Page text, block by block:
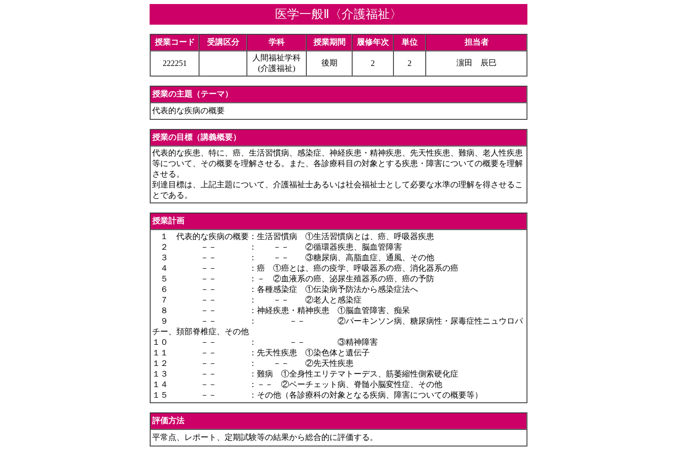
医学一般Ⅱ〈介護福祉〉
授業コード 受講区分 学科 授業期間 履修年次 単位 担当者
222251
人間福祉学科
(介護福祉)
後期 2 2 濵田 辰巳
授業の主題（テーマ）
代表的な疾病の概要
授業の目標（講義概要）
代表的な疾患、特に、癌、生活習慣病、感染症、神経疾患・精神疾患、先天性疾患、難病、老人性疾患
等について、その概要を理解させる。また、各診療科目の対象とする疾患・障害についての概要を理解
させる。
到達目標は、上記主題について、介護福祉士あるいは社会福祉士として必要な水準の理解を得させるこ
とである。
授業計画
１ 代表的な疾病の概要：生活習慣病 ①生活習慣病とは、癌、呼吸器疾患
２ －－ ： －－ ②循環器疾患、脳血管障害
３ －－ ： －－ ③糖尿病、高脂血症、通風、その他
４ －－ ：癌 ①癌とは、癌の疫学、呼吸器系の癌、消化器系の癌
５ －－ ：－ ②血液系の癌、泌尿生殖器系の癌、癌の予防
６ －－ ：各種感染症 ①伝染病予防法から感染症法へ
７ －－ ： －－ ②老人と感染症
８ －－ ：神経疾患・精神疾患 ①脳血管障害、痴呆
９ －－ ： －－ ②パーキンソン病、糖尿病性・尿毒症性ニュウロパ
チー、頚部脊椎症、その他
１０ －－ ： －－ ③精神障害
１１ －－ ：先天性疾患 ①染色体と遺伝子
１２ －－ ： －－ ②先天性疾患
１３ －－ ：難病 ①全身性エリテマトーデス、筋萎縮性側索硬化症
１４ －－ ：－－ ②ベーチェット病、脊髄小脳変性症、その他
１５ －－ ：その他（各診療科の対象となる疾病、障害についての概要等）
評価方法
平常点、レポート、定期試験等の結果から総合的に評価する。